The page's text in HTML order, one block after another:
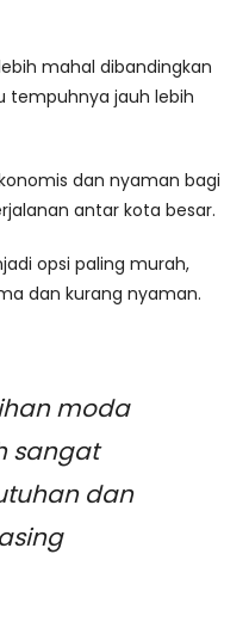
mahal dibandingkan
tempuhnya jauh lebih
dan nyaman bagi
antar kota besar.
opsi paling murah,
dan kurang nyaman.
moda
sangat
dan